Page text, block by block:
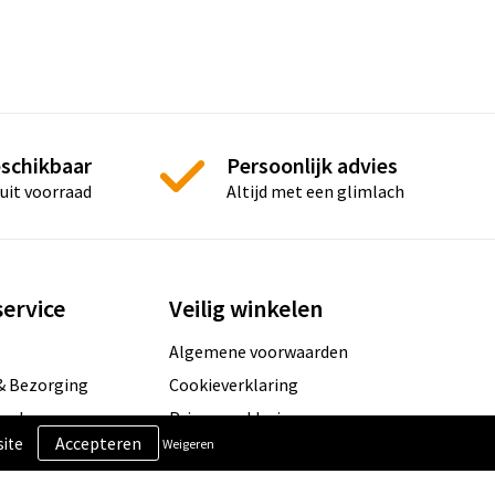
voorraad
Persoonlijk advies
Altijd met een glimlach
Bezorging
Veilig winkelen
Algemene voorwaarden
Cookieverklaring
Privacyverklaring
Disclaimer
Weigeren